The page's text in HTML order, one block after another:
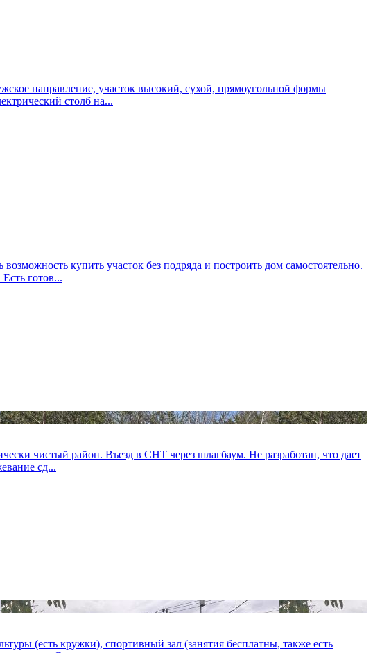
направление, участок высокий, сухой, прямоугольной формы
столб на...
купить участок без подряда и построить дом самостоятельно.
готов...
чистый район. Въезд в СНТ через шлагбаум. Не разработан, что дает
сд...
(есть кружки), спортивный зал (занятия бесплатны, также есть